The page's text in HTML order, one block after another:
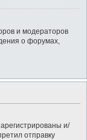
и модераторов
о форумах,
и/
отправку